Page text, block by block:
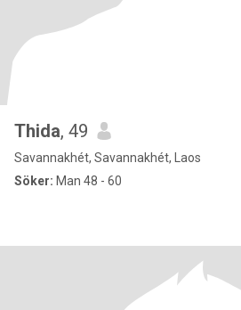
Thida, 49
Savannakhét, Savannakhét, Laos
Söker: Man 48 - 60